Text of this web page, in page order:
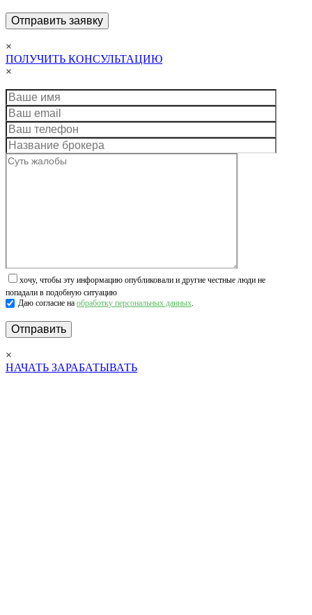
×
ПОЛУЧИТЬ КОНСУЛЬТАЦИЮ
×
хочу, чтобы эту информацию опубликовали и другие честные люди не
попадали в подобную ситуацию
Даю согласие на обработку персональных данных
×
НАЧАТЬ ЗАРАБАТЫВАТЬ